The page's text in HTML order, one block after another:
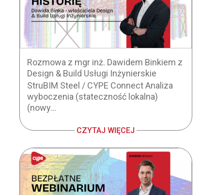
Rozmowa z mgr inż. Dawidem Binkiem z
Design & Build Usługi Inżynierskie
StruBIM Steel / CYPE Connect Analiza
wyboczenia (stateczność lokalna)
(nowy...
CZYTAJ WIĘCEJ